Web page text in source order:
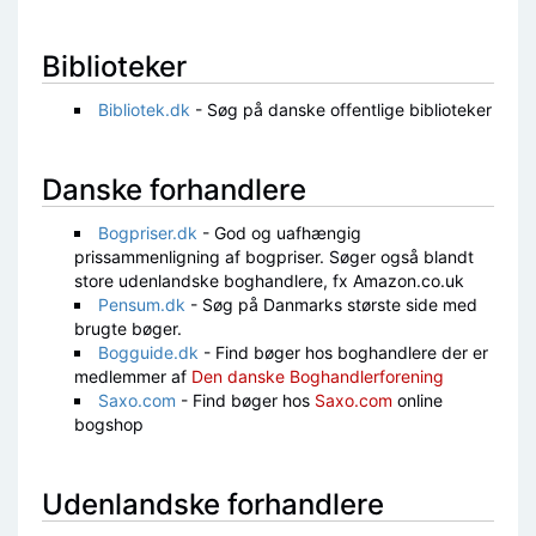
Biblioteker
Bibliotek.dk - Søg på danske offentlige biblioteker
Danske forhandlere
Bogpriser.dk - God og uafhængig
prissammenligning af bogpriser. Søger også blandt
store udenlandske boghandlere, fx Amazon.co.uk
Pensum.dk - Søg på Danmarks største side med
brugte bøger.
Bogguide.dk - Find bøger hos boghandlere der er
medlemmer af Den danske Boghandlerforening
Saxo.com - Find bøger hos Saxo.com online
bogshop
Udenlandske forhandlere